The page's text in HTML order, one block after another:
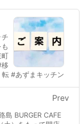
町
転 #あずまキッチン
島 BURGER CAFE
Prev